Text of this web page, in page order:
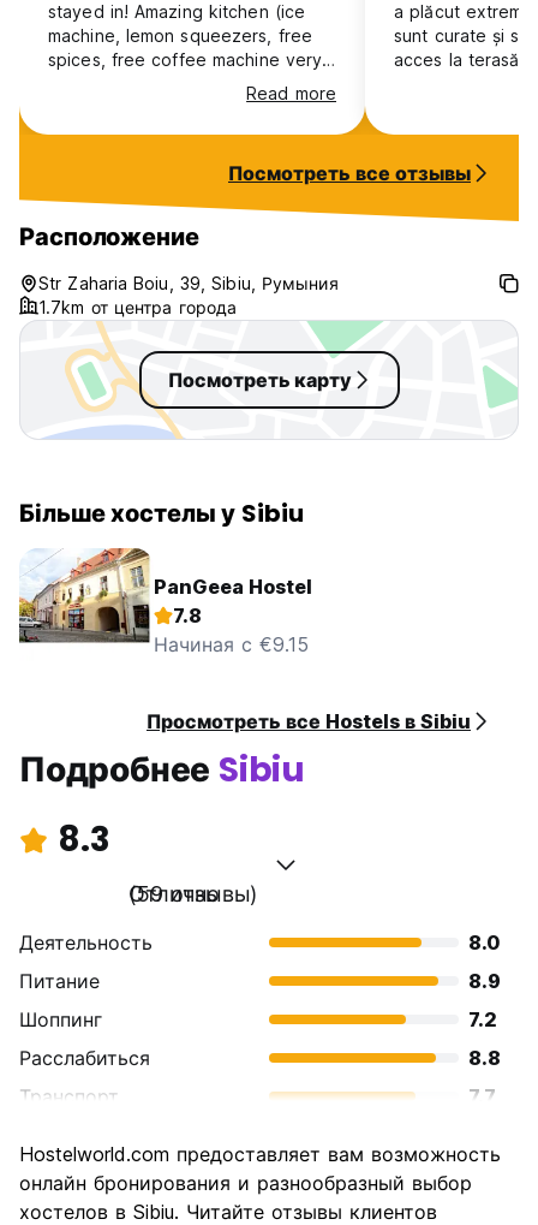
stayed in! Amazing kitchen (ice
machine, lemon squeezers, free
spices, free coffee machine very
sharp high quality knives and so
many types of glasses/bowls),
clean spaces everywhere not a
beautiful and well layed out space
I was absolutely blown away by
the quality of the hostel! Only
problem is the shower doors don’t
close well but everything else was
PERFECTION!!!
Read more
a plăcut extrem
sunt curate și
acces la terasă,
tip foarte de
am fost primul
Recomand cu
Посмотреть все отзывы
Расположение
Str Zaharia Boiu, 39, Sibiu, Румыния
1.7km от центра города
Посмотреть карту
Більше хостелы у Sibiu
PanGeea Hostel
7.8
Начиная с €9.15
Просмотреть все Hostels в Sibiu
Подробнее Sibiu
8.3
Отлично
(59 отзывы)
Деятельность
8.0
Питание
8.9
Шоппинг
7.2
Расслабиться
8.8
Транспорт
7.7
достопримечательностей
8.9
Культура
Hostelworld.com предоставляет вам возможность
онлайн бронирования и разнообразный выбор
хостелов в Sibiu. Читайте отзывы клиентов